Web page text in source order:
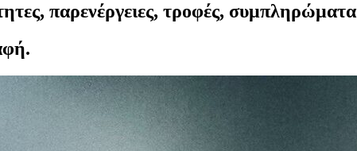
παρενέργειες, τροφές, συμπληρώματα